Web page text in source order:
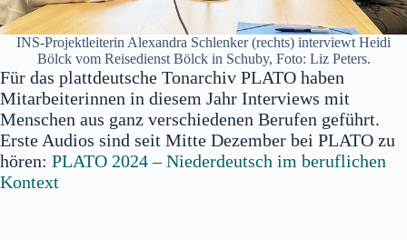
INS-Projektleiterin Alexandra Schlenker (rechts) interviewt Heidi
Bölck vom Reisedienst Bölck in Schuby, Foto: Liz Peters.
Für das plattdeutsche Tonarchiv PLATO haben
Mitarbeiterinnen in diesem Jahr Interviews mit
Menschen aus ganz verschiedenen Berufen geführt.
Erste Audios sind seit Mitte Dezember bei PLATO zu
hören: PLATO 2024 – Niederdeutsch im beruflichen
Kontext